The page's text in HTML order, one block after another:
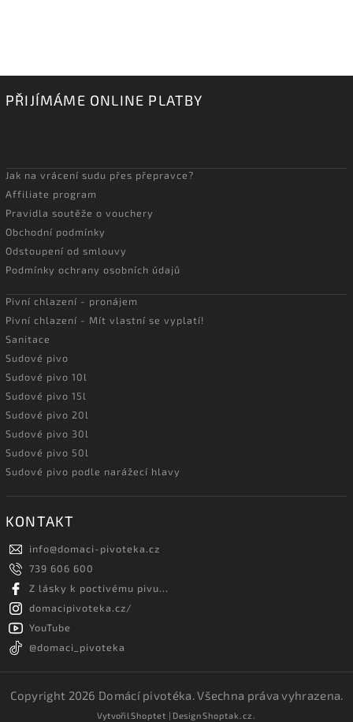
PŘIJÍMÁME ONLINE PLATBY
Jak na vrácení sudu přes přepravce?
Affiliate program
Pravidla soutěže o vouchery
Obchodní podmínky
Odstoupení od smlouvy
Podmínky ochrany osobních údajů
Pivní chlazení - pronájem
Pivní chlazení - Mít vlastní se vyplatí!
Sanitace
Sudové pivo
Sudové pivo 10l
Sudové pivo 15l
Sudové pivo 20l
Sudové pivo 30l
Sudové pivo 50l
Sudové pivo podle narážecí hlavy
KONTAKT
info@domaci-pivoteka.cz
739 606 600
Z lásky k poctivému pivu...
domacipivoteka.cz/
YouTube
@domaci_pivoteka
Copyright 2026 Domácí pivotéka. Všechna práva vyhrazena.
VytvořilShoptet | DesignShoptak.cz.